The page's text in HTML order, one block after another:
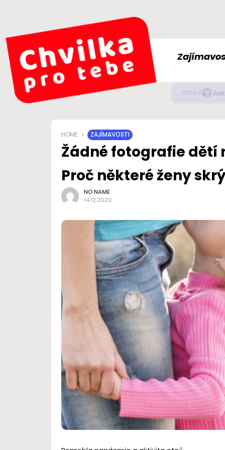
ZDRAVÍ
HOME ZAJÍMAVOSTI
Žádné fotografie dětí
Proč některé ženy
NO NAME
14.12.2020